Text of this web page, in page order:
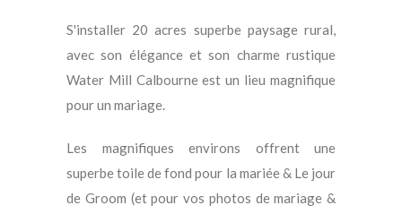
S'installer 20 acres superbe paysage rural,
avec son élégance et son charme rustique
Water Mill Calbourne est un lieu magnifique
pour un mariage.
Les magnifiques environs offrent une
superbe toile de fond pour la mariée & Le jour
de Groom (et pour vos photos de mariage &